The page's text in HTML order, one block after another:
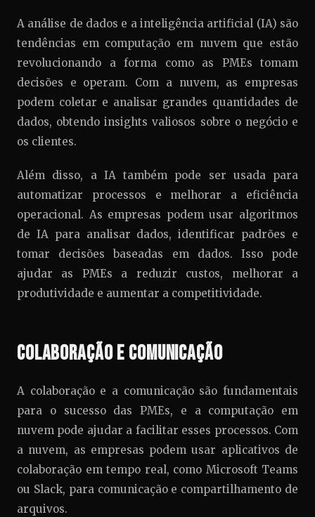
A análise de dados e a inteligência artificial (IA) são
tendências em computação em nuvem que estão
revolucionando a forma como as PMEs tomam
decisões e operam. Com a nuvem, as empresas
podem coletar e analisar grandes quantidades de
dados, obtendo insights valiosos sobre o negócio e
os clientes.
Além disso, a IA também pode ser usada para
automatizar processos e melhorar a eficiência
operacional. As empresas podem usar algoritmos
de IA para analisar dados, identificar padrões e
tomar decisões baseadas em dados. Isso pode
ajudar as PMEs a reduzir custos, melhorar a
produtividade e aumentar a competitividade.
Colaboração e Comunicação
A colaboração e a comunicação são fundamentais
para o sucesso das PMEs, e a computação em
nuvem pode ajudar a facilitar esses processos. Com
a nuvem, as empresas podem usar aplicativos de
colaboração em tempo real, como Microsoft Teams
ou Slack, para comunicação e compartilhamento de
arquivos.